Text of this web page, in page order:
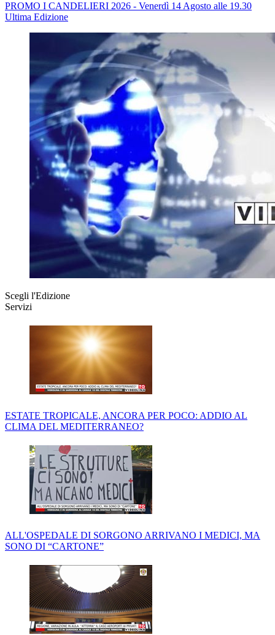
PROMO I CANDELIERI 2026 - Venerdì 14 Agosto alle 19.30
Ultima Edizione
Scegli l'Edizione
Servizi
ESTATE TROPICALE, ANCORA PER POCO: ADDIO AL
CLIMA DEL MEDITERRANEO?
ALL'OSPEDALE DI SORGONO ARRIVANO I MEDICI, MA
SONO DI “CARTONE”